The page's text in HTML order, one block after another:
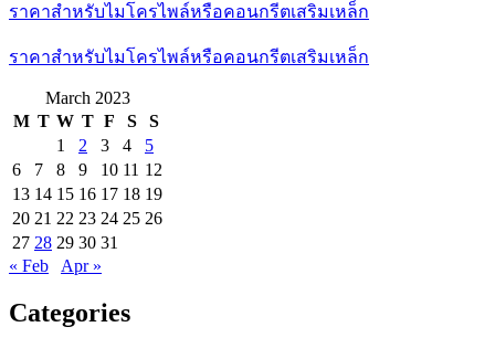
ราคาสำหรับไมโครไพล์หรือคอนกรีตเสริมเหล็ก
ราคาสำหรับไมโครไพล์หรือคอนกรีตเสริมเหล็ก
March 2023
M T W T F S
S
1
2 3 4
5
6
7 8 9 10 11 12
13 14 15 16 17 18 19
20 21 22 23 24 25 26
27 28 29 30 31
« Feb
Apr »
Categories